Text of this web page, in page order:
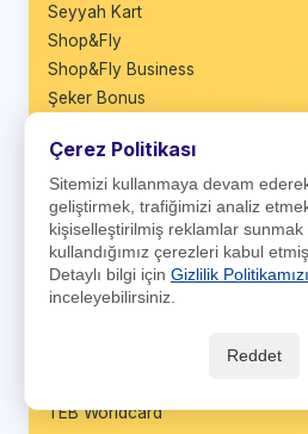
Seyyah Kart
Shop&Fly
Shop&Fly Business
Şeker Bonus
Taraftar Bonus
TEB Banka Kartı
TEB Bonus
TEB Bonus Business
TEB Infinite
TEB Özel World Elite
TEB Worldcard
Çerez Politikası
Sitemizi kullanmaya devam
geliştirmek, trafiğimizi analiz
kişiselleştirilmiş reklamlar sunmak
kullandığımız çerezleri kabul
Detaylı bilgi için Gizlilik Politikamızı
inceleyebilirsiniz.
Reddet